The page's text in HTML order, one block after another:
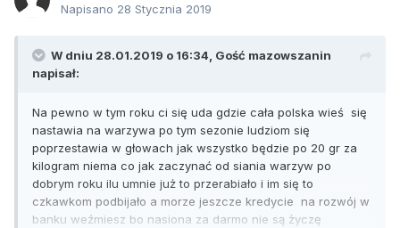
Napisano 28 Stycznia 2019
W dniu 28.01.2019 o 16:34, Gość mazowszanin
napisał:
Na pewno w tym roku ci się uda gdzie cała polska wieś się
nastawia na warzywa po tym sezonie ludziom się
poprzestawia w głowach jak wszystko będzie po 20 gr za
kilogram niema co jak zaczynać od siania warzyw po
dobrym roku ilu umnie już to przerabiało i im się to
czkawkom podbijało a morze jeszcze kredycie na rozwój w
banku weźmiesz bo nasiona za darmo nie są życzę